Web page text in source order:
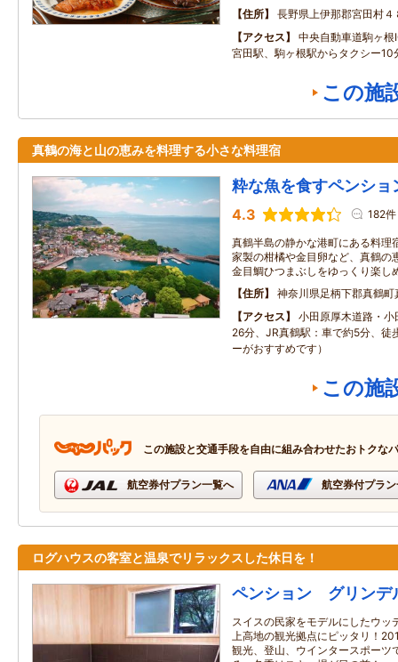
住所
長野県上伊那郡宮田村４
アクセス
中央自動車道駒ヶ
宮田駅、駒ヶ根駅からタクシー10
この施
真鶴の海と山の恵みを料理する小さな料理宿
粋な魚を食すペンシ
4.3 182件
真鶴半島の静かな港町にある料理
家製の柑橘や金目卵など、真鶴の
金目鯛ひつまぶしをゆっくり楽し
住所
神奈川県足柄下郡真鶴町
アクセス
小田原厚木道路・
26分、JR真鶴駅：車で約5分、徒
ーがおすすめです）
この施
この施設と交通手段を自由に組み合わせたおトクな
航空券付プラン一覧へ 航空券付プラ
ログハウスの客室と温泉でリラックスした休日を！
ペンション グリンデ
スイスの民家をモデルにしたウッ
上高地の観光拠点にピッタリ！
観光、登山、ウインタースポーツ